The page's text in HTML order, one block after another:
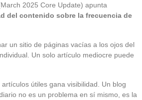
2025 Core Update) apunta
del contenido sobre la frecuencia de
un sitio de páginas vacías a los ojos del
Un solo artículo mediocre puede
útiles gana visibilidad. Un blog
no es un problema en sí mismo, es la